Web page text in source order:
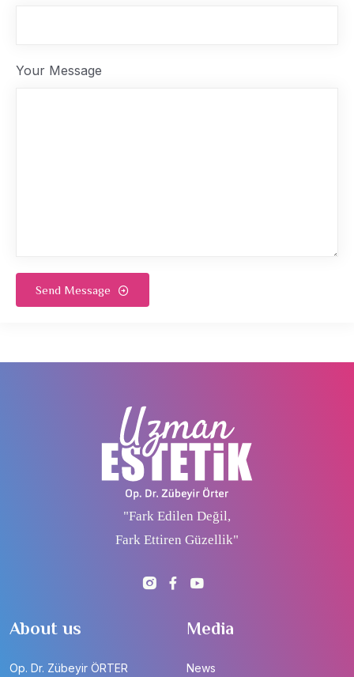
Your Message
Send Message
"Fark Edilen Değil,
Fark Ettiren Güzellik"
About us
Op. Dr. Zübeyir ÖRTER
Media
News